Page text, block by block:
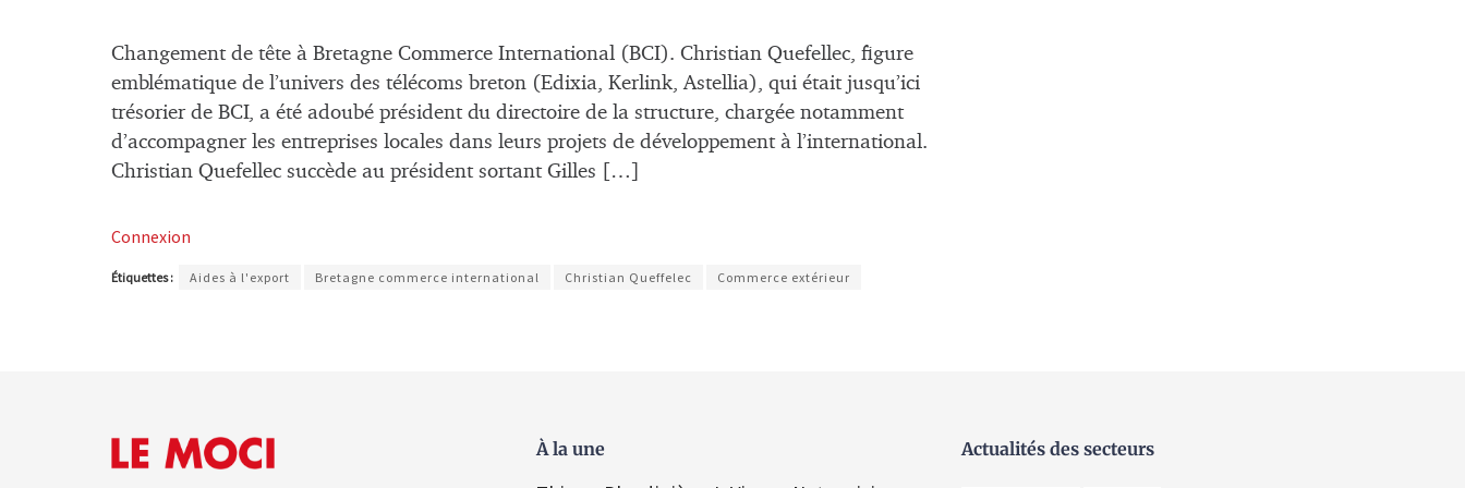
Changement de tête à Bretagne Commerce International (BCI). Christian Quefellec, figure
emblématique de l’univers des télécoms breton (Edixia, Kerlink, Astellia), qui était jusqu’ici
trésorier de BCI, a été adoubé président du directoire de la structure, chargée notamment
d’accompagner les entreprises locales dans leurs projets de développement à l’international.
Christian Quefellec succède au président sortant Gilles […]
Connexion
Étiquettes : Aides à l'export Bretagne commerce international Christian Queffelec Commerce extérieur
À la une Actualités des secteurs